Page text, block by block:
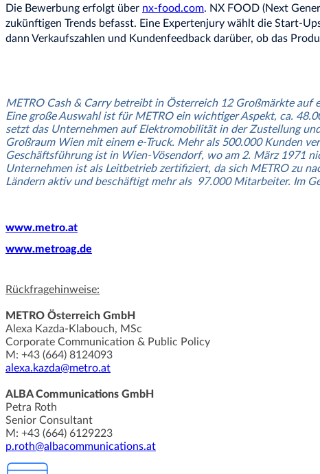
Die Bewerbung erfolgt über nx-food.com. NX FOOD (Next
zukünftigen Trends befasst. Eine Expertenjury wählt die Start-
dann Verkaufszahlen und Kundenfeedback darüber, ob das
METRO Cash & Carry betreibt in Österreich 12 Großmärkte auf
Eine große Auswahl ist für METRO ein wichtiger Aspekt, ca.
setzt das Unternehmen auf Elektromobilität in der Zustellung
Großraum Wien mit einem e-Truck. Mehr als 500.000 Kunden
Geschäftsführung ist in Wien-Vösendorf, wo am 2. März 1971
Unternehmen ist als Leitbetrieb zertifiziert, da sich METRO zu
Ländern aktiv und beschäftigt mehr als 97.000 Mitarbeiter. Im
www.metro.at
www.metroag.de
Rückfragehinweise:
METRO Österreich GmbH
Alexa Kazda-Klabouch, MSc
Corporate Communication & Public Policy
M: +43 (664) 8124093
alexa.kazda@metro.at
ALBA Communications GmbH
Petra Roth
Senior Consultant
M: +43 (664) 6129223
p.roth@albacommunications.at